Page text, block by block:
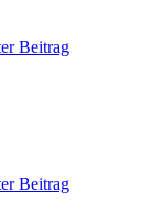
Beitrag
Beitrag